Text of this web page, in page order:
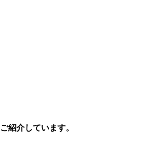
ご紹介しています。